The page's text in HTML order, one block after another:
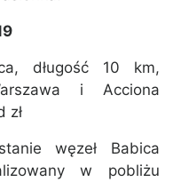
długość 10 km,
i Acciona
zł
węzeł Babica
w pobliżu